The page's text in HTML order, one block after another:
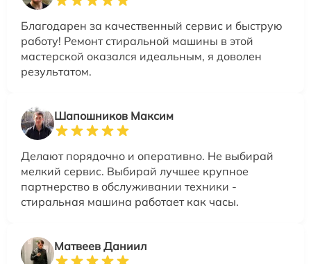
Благодарен за качественный сервис и быструю
работу! Ремонт стиральной машины в этой
мастерской оказался идеальным, я доволен
результатом.
Шапошников Максим
Делают порядочно и оперативно. Не выбирай
мелкий сервис. Выбирай лучшее крупное
партнерство в обслуживании техники -
стиральная машина работает как часы.
Матвеев Даниил